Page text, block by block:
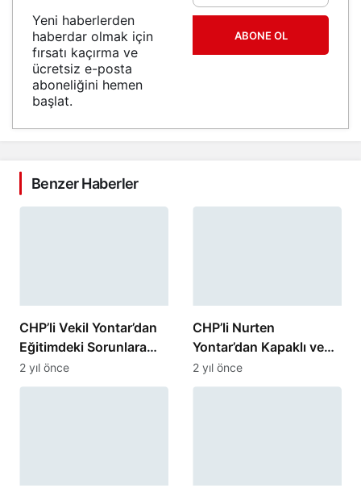
Yeni haberlerden
haberdar olmak için
fırsatı kaçırma ve
ücretsiz e-posta
aboneliğini hemen
başlat.
ABONE OL
Benzer Haberler
CHP’li Vekil Yontar’dan
Eğitimdeki Sorunlara
Sert Eleştiriler
2 yıl önce
CHP’li Nurten
Yontar’dan Kapaklı ve
Çorlu’da Yoğun Ziyaret
Programı
2 yıl önce